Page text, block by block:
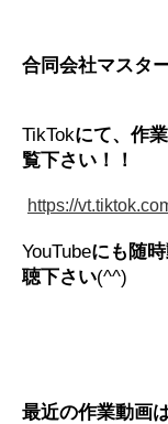
合同会社マスタ
TikTokにて、作
覧下さい！！
https://
YouTubeにも随
聴下さい(^^)
最近の作業動画